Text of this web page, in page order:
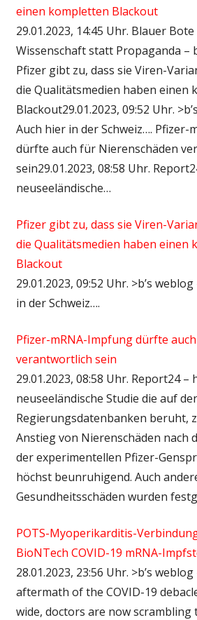
einen kompletten Blackout
29.01.2023, 14:45 Uhr. Blauer
Wissenschaft statt Propaganda –
Pfizer gibt zu, dass sie Viren-
die Qualitätsmedien haben einen
Blackout29.01.2023, 09:52 Uhr.
Auch hier in der Schweiz…. Pfizer-
dürfte auch für Nierenschäden
sein29.01.2023, 08:58 Uhr.
neuseeländische…
Pfizer gibt zu, dass sie Viren-
die Qualitätsmedien haben einen
Blackout
29.01.2023, 09:52 Uhr. >b’s
in der Schweiz….
Pfizer-mRNA-Impfung dürfte
verantwortlich sein
29.01.2023, 08:58 Uhr. Report24 –
neuseeländische Studie die auf
Regierungsdatenbanken beruht,
Anstieg von Nierenschäden nach
der experimentellen Pfizer-
höchst beunruhigend. Auch
Gesundheitsschäden wurden
POTS-Myoperikarditis-
BioNTech COVID-19 mRNA-
28.01.2023, 23:56 Uhr. >b’s
aftermath of the COVID-19
wide, doctors are now